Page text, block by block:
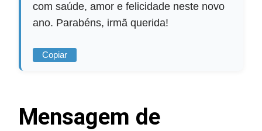
com saúde, amor e felicidade neste novo
ano. Parabéns, irmã querida!
Copiar
Mensagem de